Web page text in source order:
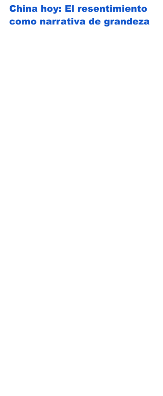
China hoy: El resentimiento
como narrativa de grandeza